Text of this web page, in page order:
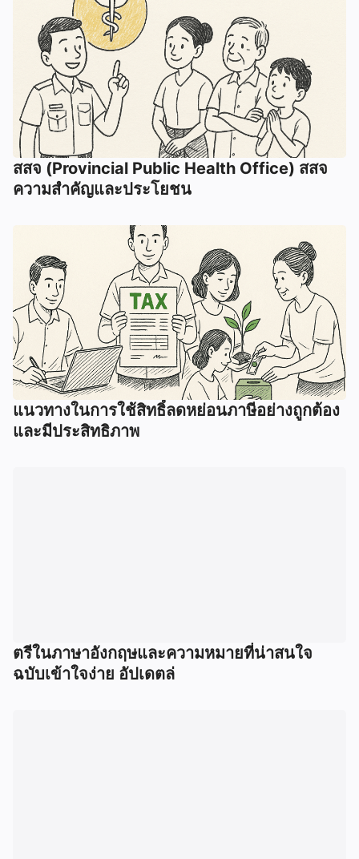
สสจ (Provincial Public Health Office) สสจ
ความสำคัญและประโยชน
แนวทางในการใช้สิทธิ์ลดหย่อนภาษีอย่างถูกต้อง
และมีประสิทธิภาพ
ตรีในภาษาอังกฤษและความหมายที่น่าสนใจ
ฉบับเข้าใจง่าย อัปเดตล่